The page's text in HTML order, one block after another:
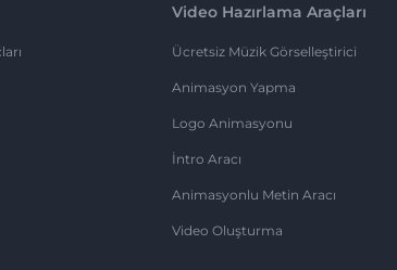
Video Hazırlama Araçları
Ücretsiz Müzik Görselleştirici
Animasyon Yapma
Logo Animasyonu
İntro Aracı
Animasyonlu Metin Aracı
Video Oluşturma